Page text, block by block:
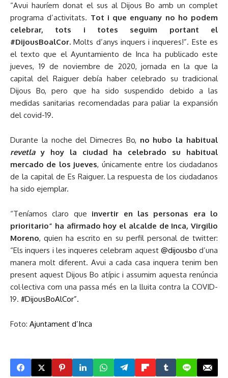
“Avui hauríem donat el sus al Dijous Bo amb un complet
programa d’activitats. Tot i que enguany no ho podem
celebrar, tots i totes seguim portant el
#DijousBoalCor. Molts d’anys inquers i inqueres!”. Este es
el texto que el Ayuntamiento de Inca ha publicado este
jueves, 19 de noviembre de 2020, jornada en la que la
capital del Raiguer debía haber celebrado su tradicional
Dijous Bo, pero que ha sido suspendido debido a las
medidas sanitarias recomendadas para paliar la expansión
del covid-19.
Durante la noche del Dimecres Bo, no hubo la habitual
revetlay hoy la ciudad ha celebrado su habitual
mercado de los jueves, únicamente entre los ciudadanos
de la capital de Es Raiguer. La respuesta de los ciudadanos
ha sido ejemplar.
“Teníamos claro que invertir en las personas era lo
prioritario” ha afirmado hoy el alcalde de Inca, Virgilio
Moreno, quien ha escrito en su perfil personal de twitter:
“Els inquers i les inqueres celebram aquest @dijousbo d’una
manera molt diferent. Avui a cada casa inquera tenim ben
present aquest Dijous Bo atípic i assumim aquesta renúncia
col·lectiva com una passa més en la lluita contra la COVID-
19. #DijousBoAlCor”.
Foto: Ajuntament d’Inca